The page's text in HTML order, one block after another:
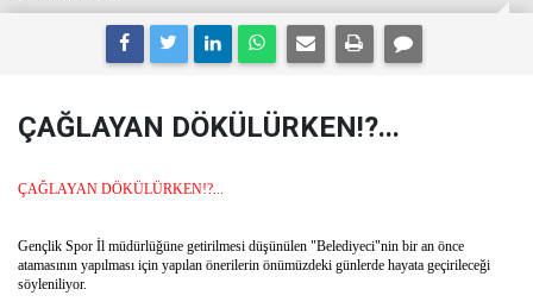
ÇAĞLAYAN DÖKÜLÜRKEN!?...
ÇAĞLAYAN DÖKÜLÜRKEN!?...
Gençlik Spor İl müdürlüğüne getirilmesi düşünülen "Belediyeci"nin bir an önce
atamasının yapılması için yapılan önerilerin önümüzdeki günlerde hayata geçirileceği
söyleniliyor.